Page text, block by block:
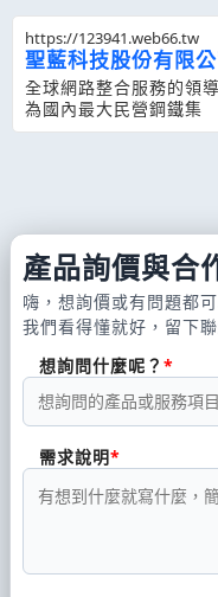
https://123941.web66.tw
聖藍科技股份有限
全球網路整合服務的領
為國內最大民營鋼鐵集
產品詢價與合
嗨，想詢價或有問題都
我們看得懂就好，留下
想詢問什麼呢？
需求說明